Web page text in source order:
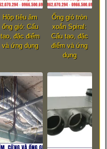
Hộp tiêu âm
ống gió: Cấu
tạo, đặc điểm
và ứng dụng
Ống gió tròn
xoắn Spiral:
Cấu tạo, đặc
điểm và ứng
dụng